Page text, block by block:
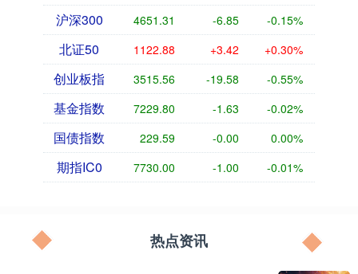
沪深300 4651.31 -6.85 -0.15%
北证50 1122.88 +3.42 +0.30%
创业板指 3515.56 -19.58 -0.55%
基金指数 7229.80 -1.63 -0.02%
国债指数 229.59 -0.00 0.00%
期指IC0 7730.00 -1.00 -0.01%
热点资讯